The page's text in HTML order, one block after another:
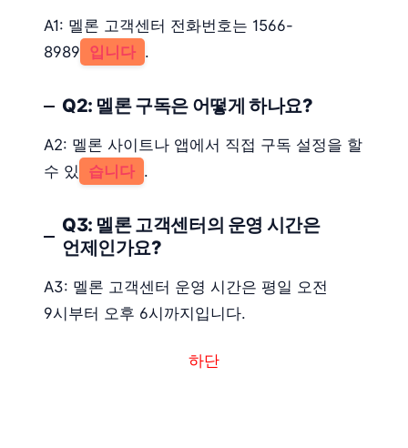
A1: 멜론 고객센터 전화번호는 1566-
8989 입니다 .
Q2: 멜론 구독은 어떻게 하나요?
A2: 멜론 사이트나 앱에서 직접 구독 설정을 할
수 있
습니다 .
Q3: 멜론 고객센터의 운영 시간은
언제인가요?
A3: 멜론 고객센터 운영 시간은 평일 오전
9시부터 오후 6시까지입니다.
하단